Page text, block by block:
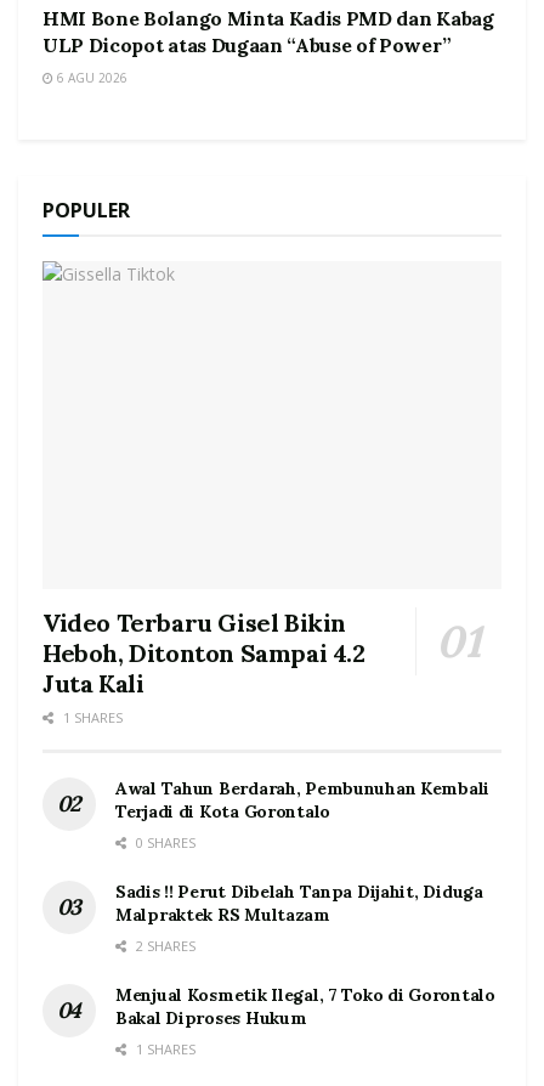
HMI Bone Bolango Minta Kadis PMD dan Kabag
ULP Dicopot atas Dugaan “Abuse of Power”
6 AGU 2026
POPULER
Video Terbaru Gisel Bikin
Heboh, Ditonton Sampai 4.2
Juta Kali
1 SHARES
Awal Tahun Berdarah, Pembunuhan Kembali
Terjadi di Kota Gorontalo
0 SHARES
Sadis !! Perut Dibelah Tanpa Dijahit, Diduga
Malpraktek RS Multazam
2 SHARES
Menjual Kosmetik Ilegal, 7 Toko di Gorontalo
Bakal Diproses Hukum
1 SHARES